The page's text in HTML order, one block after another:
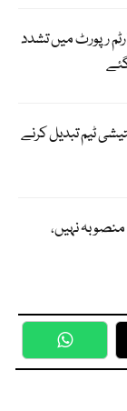
رپورٹ میں تشدد
ٹیم تبدیل کرنے
منصوبہ نہیں،